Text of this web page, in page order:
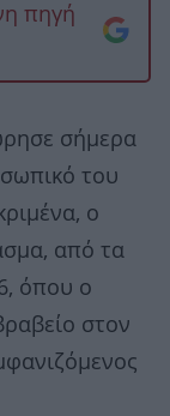
πηγή
σήμερα
του
ο
από τα
όπου ο
στον